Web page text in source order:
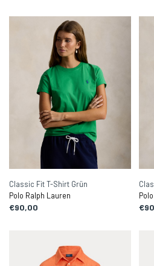
Classic Fit T-Shirt Grün
Polo Ralph Lauren
€90,00